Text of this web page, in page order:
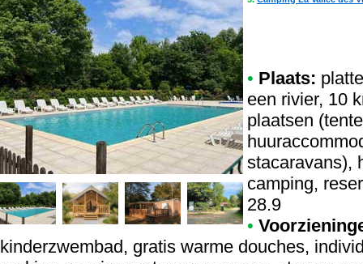
• Plaats:
een rivier, 10
plaatsen
stacaravans),
camping,
28.9
•
kinderzwembad, gratis warme douches,